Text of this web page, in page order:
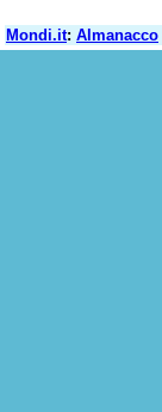
Mondi.it: Almanacco